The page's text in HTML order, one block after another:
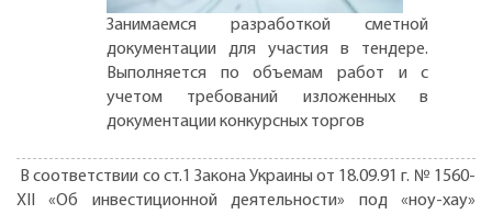
Занимаемся разработкой сметной
документации для участия в тендере.
Выполняется по объемам работ и с
учетом требований изложенных в
документации конкурсных торгов
В соответствии со ст.1 Закона Украины от 18.09.91 г. № 1560-
ХII «Об инвестиционной деятельности» под «ноу-хау»